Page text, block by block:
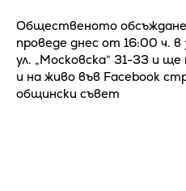
Общественото
проведе днес от 16:00 ч.
ул. „Московска“ 31-33 и
и на живо във Facebook
общински съвет